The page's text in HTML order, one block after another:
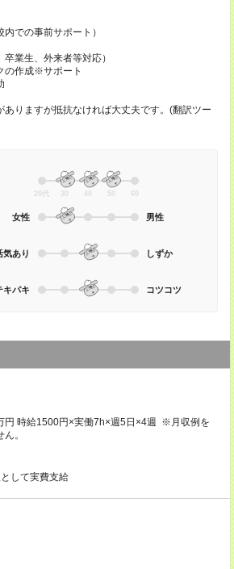
での事前サポート）
業生、外来者等対応）
の作成※サポート
ありますが抵抗なければ大丈夫です。(翻訳ツー
20代 30 40 50 60
女性 男性
気あり しずか
キパキ コツコツ
時給1500円×実働7h×週5日×4週 ※月収例を
。
して実費支給